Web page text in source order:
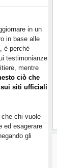
in un
in base alle
è perché
testimonianze
mentre
ciò che
siti ufficiali
chi vuole
ed esagerare
gli